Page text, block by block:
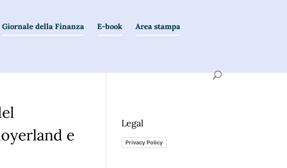
Giornale della Finanza E-book Area stampa
e
Legal
Privacy Policy